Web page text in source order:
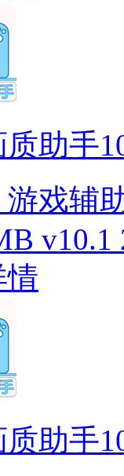
助手
戏辅
v10.1
情
助手